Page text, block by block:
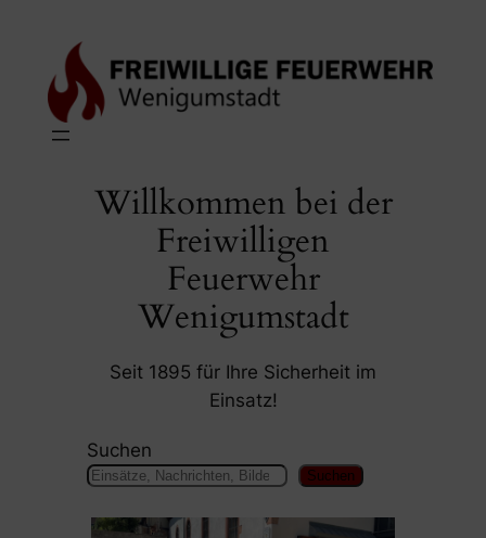
springen
Willkommen bei der
Freiwilligen
Feuerwehr
Wenigumstadt
Seit 1895 für Ihre Sicherheit im
Einsatz!
Suchen
Suchen